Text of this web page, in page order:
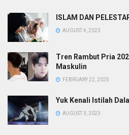
ISLAM DAN
AUGUST 4, 2023
Tren Rambut Pria
Maskulin
FEBRUARY 22, 2025
Yuk Kenali Istilah
AUGUST 3, 2023